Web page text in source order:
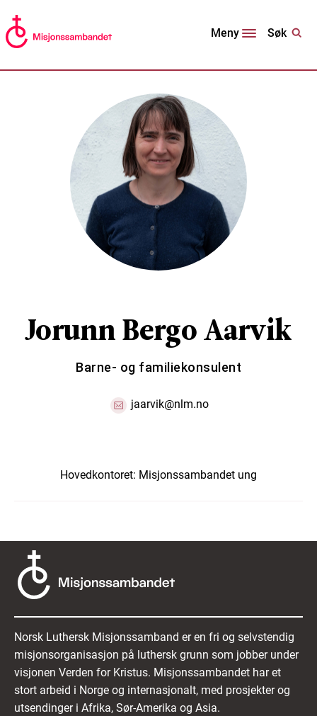
Meny Søk
Jorunn Bergo Aarvik
Barne- og familiekonsulent
jaarvik@nlm.no
Hovedkontoret: Misjonssambandet ung
Norsk Luthersk Misjonssamband er en fri og selvstendig
misjonsorganisasjon på luthersk grunn som jobber under
visjonen Verden for Kristus. Misjonssambandet har et
stort arbeid i Norge og internasjonalt, med prosjekter og
utsendinger i Afrika, Sør-Amerika og Asia.